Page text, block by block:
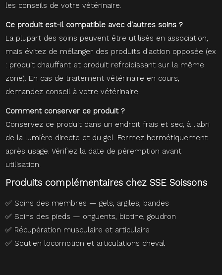
les conseils de votre vétérinaire.
Ce produit est-il compatible avec d'autres soins ?
La plupart des soins peuvent être utilisés en association,
mais évitez de mélanger des produits d'action opposée (ex
: produit chauffant et produit refroidissant sur la même
zone). En cas de traitement vétérinaire en cours,
demandez conseil à votre vétérinaire.
Comment conserver ce produit ?
Conservez ce produit dans un endroit frais et sec, à l'abri
de la lumière directe et du gel. Fermez hermétiquement
après usage. Vérifiez la date de péremption avant
utilisation.
Produits complémentaires chez SSE Soissons
✅ Soins des membres — gels, argiles, bandes
✅ Soins des pieds — onguents, biotine, goudron
✅ Récupération musculaire et articulaire
✅ Soutien locomotion et articulations cheval